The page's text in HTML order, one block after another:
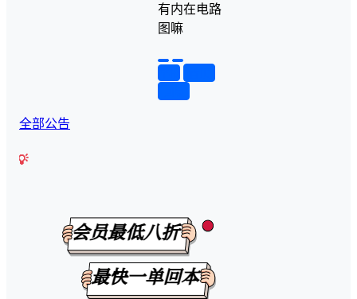
有内在电路
图嘛
全部公告